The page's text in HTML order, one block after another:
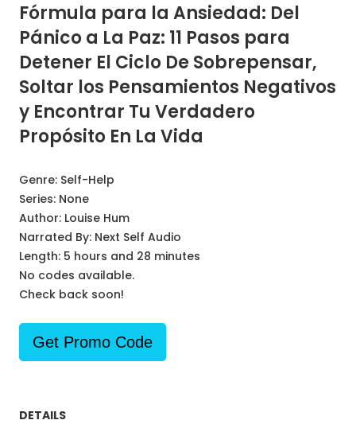
Fórmula para la Ansiedad: Del
Pánico a La Paz: 11 Pasos para
Detener El Ciclo De Sobrepensar,
Soltar los Pensamientos Negativos
y Encontrar Tu Verdadero
Propósito En La Vida
Genre: Self-Help
Series: None
Author: Louise Hum
Narrated By: Next Self Audio
Length: 5 hours and 28 minutes
No codes available.
Check back soon!
Get Promo Code
DETAILS